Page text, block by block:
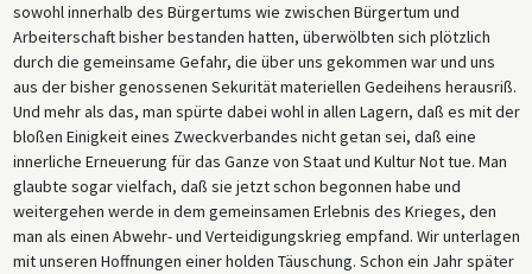
sowohl innerhalb des Bürgertums wie zwischen Bürgertum und
Arbeiterschaft bisher bestanden hatten, überwölbten sich plötzlich
durch die gemeinsame Gefahr, die über uns gekommen war und uns
aus der bisher genossenen Sekurität materiellen Gedeihens herausriß.
Und mehr als das, man spürte dabei wohl in allen Lagern, daß es mit der
bloßen Einigkeit eines Zweckverbandes nicht getan sei, daß eine
innerliche Erneuerung für das Ganze von Staat und Kultur Not tue. Man
glaubte sogar vielfach, daß sie jetzt schon begonnen habe und
weitergehen werde in dem gemeinsamen Erlebnis des Krieges, den
man als einen Abwehr- und Verteidigungskrieg empfand. Wir unterlagen
mit unseren Hoffnungen einer holden Täuschung. Schon ein Jahr später